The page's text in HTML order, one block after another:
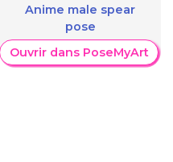
Anime male spear
pose
Ouvrir dans PoseMyArt